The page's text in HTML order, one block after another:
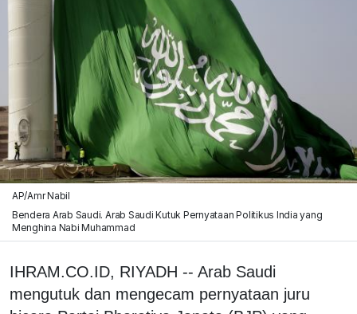
AP/Amr Nabil
Bendera Arab Saudi. Arab Saudi Kutuk Pernyataan Politikus India yang
Menghina Nabi Muhammad
IHRAM.CO.ID, RIYADH -- Arab Saudi
mengutuk dan mengecam pernyataan juru